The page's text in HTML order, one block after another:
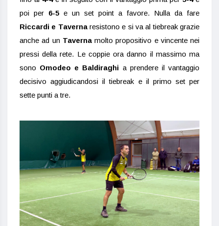
poi per 6-5 e un set point a favore. Nulla da fare
Riccardi e Tavernaresistono e si va al tiebreak grazie
anche ad un Tavernamolto propositivo e vincente nei
pressi della rete. Le coppie ora danno il massimo ma
sono Omodeo e Baldiraghi a prendere il vantaggio
decisivo aggiudicandosi il tiebreak e il primo set per
sette punti a tre.